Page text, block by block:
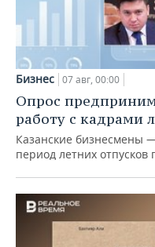
Бизнес 07 авг, 00:00
Опрос
работу с кадрами
Казанские бизнесмены
период летних отпусков